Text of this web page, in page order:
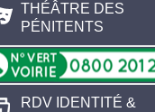
THÉÂTRE DES
PÉNITENTS
RDV IDENTITÉ &